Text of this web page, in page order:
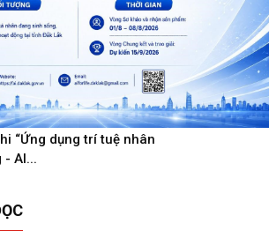
“Ứng dụng trí tuệ nhân
- AI...